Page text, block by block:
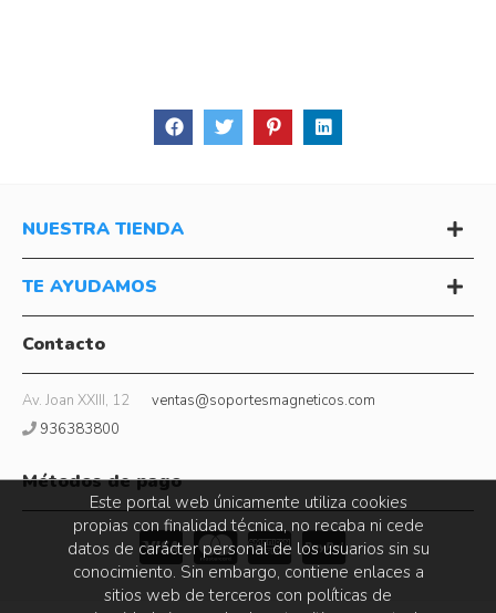
NUESTRA TIENDA
TE AYUDAMOS
Contacto
Av. Joan XXIII, 12
ventas@soportesmagneticos.com
936383800
Métodos de pago
Este portal web únicamente utiliza cookies
propias con finalidad técnica, no recaba ni cede
datos de carácter personal de los usuarios sin su
conocimiento. Sin embargo, contiene enlaces a
sitios web de terceros con políticas de